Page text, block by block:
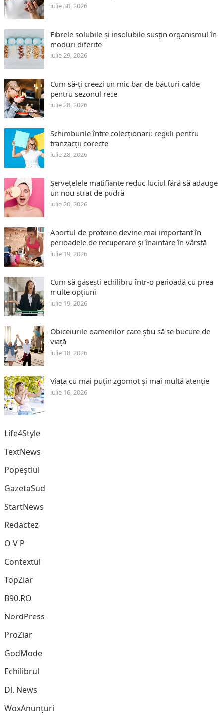
iulie 30, 2026
Fibrele solubile și insolubile susțin organismul în
moduri diferite
iulie 29, 2026
Cum să-ți creezi un mic bar de băuturi calde
pentru sezonul rece
iulie 28, 2026
Schimburile între colecționari: reguli pentru
tranzacții corecte
iulie 28, 2026
Șervețelele matifiante reduc luciul fără să adauge
un nou strat de pudră
iulie 20, 2026
Aportul de proteine devine mai important în
perioadele de recuperare și înaintare în vârstă
iulie 19, 2026
Cum să găsești echilibru într-o perioadă cu prea
multe opțiuni
iulie 19, 2026
Obiceiurile oamenilor care știu să se bucure de
viață
iulie 18, 2026
Viața cu mai puțin zgomot și mai multă atenție
iulie 16, 2026
Life4Style
TextNews
Popeștiul
GazetaSud
StartNews
Redactez
O V P
Contextul
TopZiar
B90.RO
NordPress
ProZiar
GodMode
Echilibrul
Dl. News
WoxAnunțuri